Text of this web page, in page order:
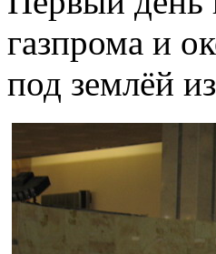
газпрома и
под землёй